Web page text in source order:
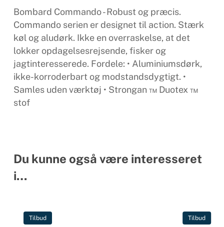
Bombard Commando - Robust og præcis.
Commando serien er designet til action. Stærk
køl og aludørk. Ikke en overraskelse, at det
lokker opdagelsesrejsende, fisker og
jagtinteresserede. Fordele: • Aluminiumsdørk,
ikke-korroderbart og modstandsdygtigt. •
Samles uden værktøj • Strongan ™ Duotex ™
stof
Du kunne også være interesseret
i…
Tilbud Tilbud